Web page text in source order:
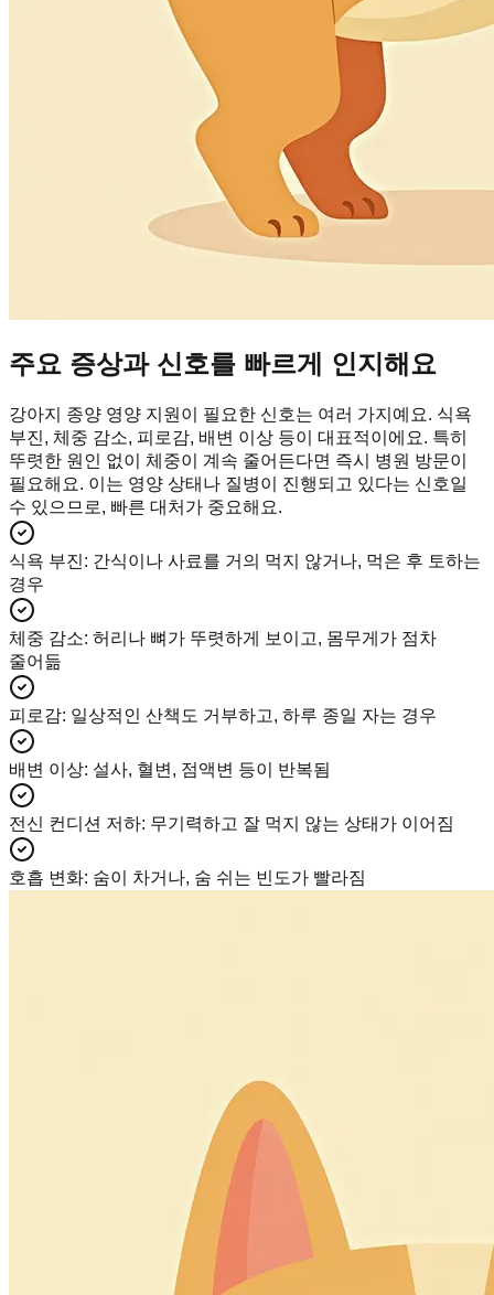
주요 증상과 신호를 빠르게 인지해요
강아지 종양 영양 지원이 필요한 신호는 여러 가지예요. 식욕
부진, 체중 감소, 피로감, 배변 이상 등이 대표적이에요. 특히
뚜렷한 원인 없이 체중이 계속 줄어든다면 즉시 병원 방문이
필요해요. 이는 영양 상태나 질병이 진행되고 있다는 신호일
수 있으므로, 빠른 대처가 중요해요.
식욕 부진: 간식이나 사료를 거의 먹지 않거나, 먹은 후 토하는
경우
체중 감소: 허리나 뼈가 뚜렷하게 보이고, 몸무게가 점차
줄어듦
피로감: 일상적인 산책도 거부하고, 하루 종일 자는 경우
배변 이상: 설사, 혈변, 점액변 등이 반복됨
전신 컨디션 저하: 무기력하고 잘 먹지 않는 상태가 이어짐
호흡 변화: 숨이 차거나, 숨 쉬는 빈도가 빨라짐